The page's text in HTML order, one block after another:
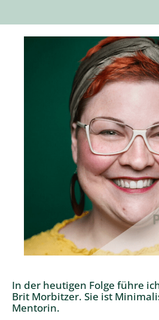
In der heutigen Folge führe
Brit Morbitzer. Sie ist
Mentorin.